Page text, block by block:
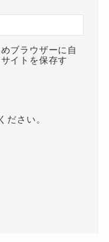
ブラウザーに自
イトを保存す
ださい。